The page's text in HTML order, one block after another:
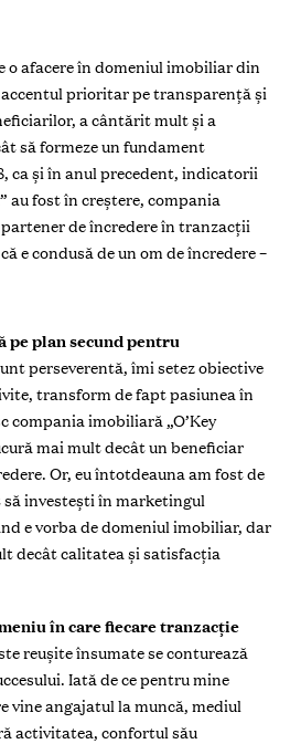
o afacere în domeniul imobiliar din
prioritar pe transparență și
a cântărit mult și a
să formeze un fundament
ca și în anul precedent, indicatorii
au fost în creștere, compania
de încredere în tranzacții
e condusă de un om de încredere –
pe plan secund pentru
perseverentă, îmi setez obiective
transform de fapt pasiunea în
compania imobiliară „O’Key
mai mult decât un beneficiar
Or, eu întotdeauna am fost de
investești în marketingul
e vorba de domeniul imobiliar, dar
decât calitatea și satisfacția
în care fiecare tranzacție
reușite însumate se conturează
Iată de ce pentru mine
vine angajatul la muncă, mediul
activitatea, confortul său